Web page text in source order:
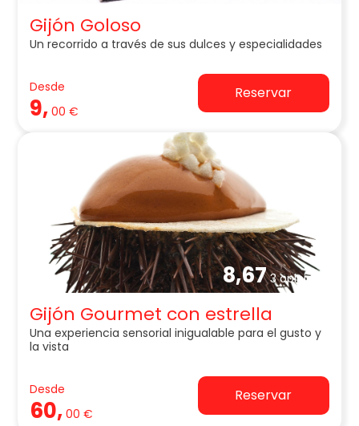
Gijón Goloso
Un recorrido a través de sus dulces y especialidades
Desde
9, 00 €
Reservar
8,673 opiniones
Gijón Gourmet con estrella
Una experiencia sensorial inigualable para el gusto y
la vista
Desde
60, 00 €
Reservar